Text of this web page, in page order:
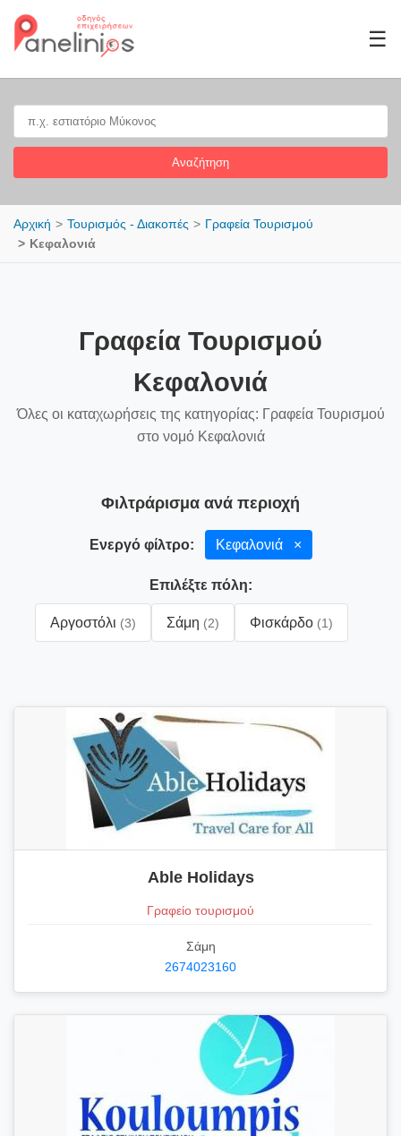
☰
Αναζήτηση
Αρχική Τουρισμός - Διακοπές
Γραφεία Τουρισμού
Κεφαλονιά
Γραφεία Τουρισμού
Κεφαλονιά
Όλες οι καταχωρήσεις της κατηγορίας: Γραφεία Τουρισμού
στο νομό Κεφαλονιά
Φιλτράρισμα ανά περιοχή
Ενεργό φίλτρο: Κεφαλονιά ×
Επιλέξτε πόλη:
Αργοστόλι (3) Σάμη (2) Φισκάρδο (1)
Able Holidays
Γραφείο τουρισμού
Σάμη
2674023160